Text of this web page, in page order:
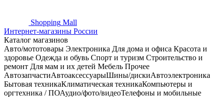
Shopping Mall
Интернет-магазины России
Каталог магазинов
Авто/мототовары Электроника Для дома и офиса Красота и
здоровье Одежда и обувь Спорт и туризм Строительство и
ремонт Для мам и их детей Мебель Прочее
АвтозапчастиАвтоаксессуарыШины/дискиАвтоэлектроника
Бытовая техникаКлиматическая техникаКомпьютеры и
оргтехника / ПОАудио/фото/видеоТелефоны и мобильные